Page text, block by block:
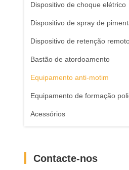
Dispositivo de choque elétrico
Dispositivo de spray de
Dispositivo de retenção
Bastão de atordoamento
Equipamento anti-motim
Equipamento de formação
Acessórios
Contacte-nos